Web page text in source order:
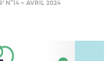
N°14 – AVRIL 2024